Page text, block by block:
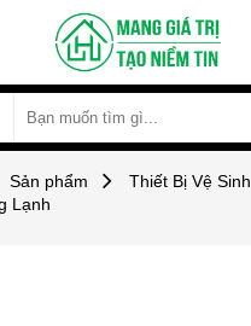
kiếm:
Sản phẩm
Thiết Bị Vệ Sinh
Lạnh